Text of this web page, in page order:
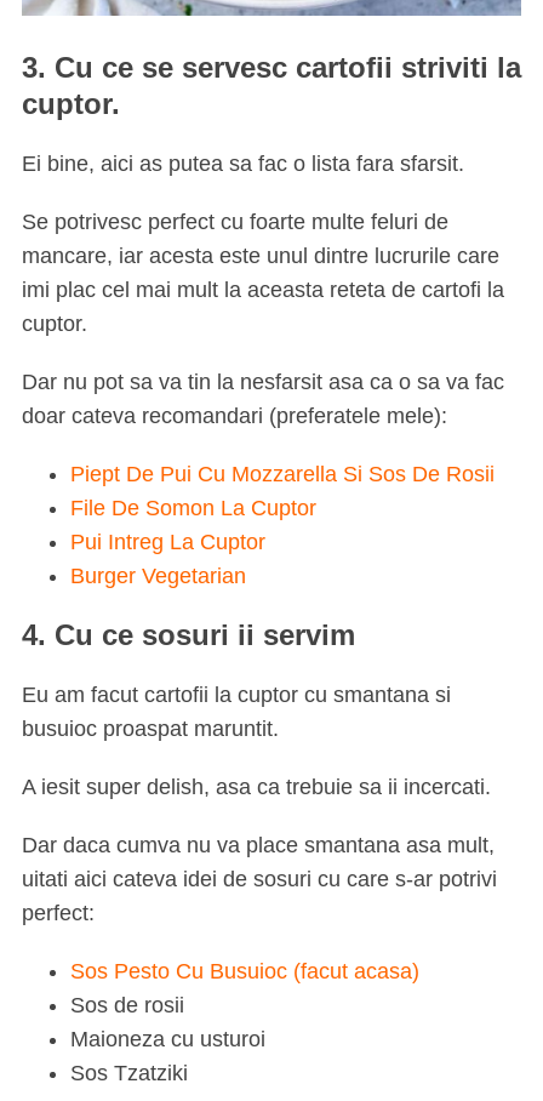
3. Cu ce se servesc cartofii striviti la
cuptor.
Ei bine, aici as putea sa fac o lista fara sfarsit.
Se potrivesc perfect cu foarte multe feluri de
mancare, iar acesta este unul dintre lucrurile care
imi plac cel mai mult la aceasta reteta de cartofi la
cuptor.
Dar nu pot sa va tin la nesfarsit asa ca o sa va fac
doar cateva recomandari (preferatele mele):
Piept De Pui Cu Mozzarella Si Sos De Rosii
File De Somon La Cuptor
Pui Intreg La Cuptor
Burger Vegetarian
4. Cu ce sosuri ii servim
Eu am facut cartofii la cuptor cu smantana si
busuioc proaspat maruntit.
A iesit super delish, asa ca trebuie sa ii incercati.
Dar daca cumva nu va place smantana asa mult,
uitati aici cateva idei de sosuri cu care s-ar potrivi
perfect:
Sos Pesto Cu Busuioc (facut acasa)
Sos de rosii
Maioneza cu usturoi
Sos Tzatziki
S